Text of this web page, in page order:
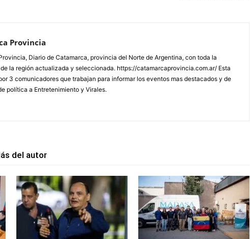
Provincia
Diario de Catamarca, provincia del Norte de Argentina, con toda la
la región actualizada y seleccionada. https://catamarcaprovincia.com.ar/ Esta
3 comunicadores que trabajan para informar los eventos mas destacados y de
política a Entretenimiento y Virales.
del autor